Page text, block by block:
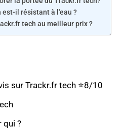
est-il résistant à l'eau ?
tech au meilleur prix ?
sur Trackr.fr tech ⭐8/10
qui ?